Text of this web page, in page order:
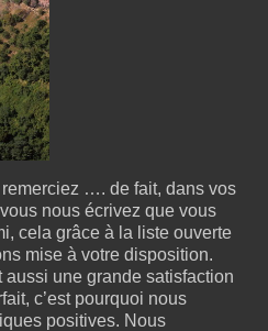
…. de fait, dans vos
nous écrivez que vous
cela grâce à la liste ouverte
mise à votre disposition.
une grande satisfaction
c’est pourquoi nous
positives. Nous